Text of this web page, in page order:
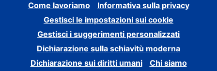
Come lavoriamo
Informativa sulla privacy
Gestisci le impostazioni sui cookie
Gestisci i suggerimenti personalizzati
Dichiarazione sulla schiavitù moderna
Dichiarazione sui diritti umani
Chi siamo